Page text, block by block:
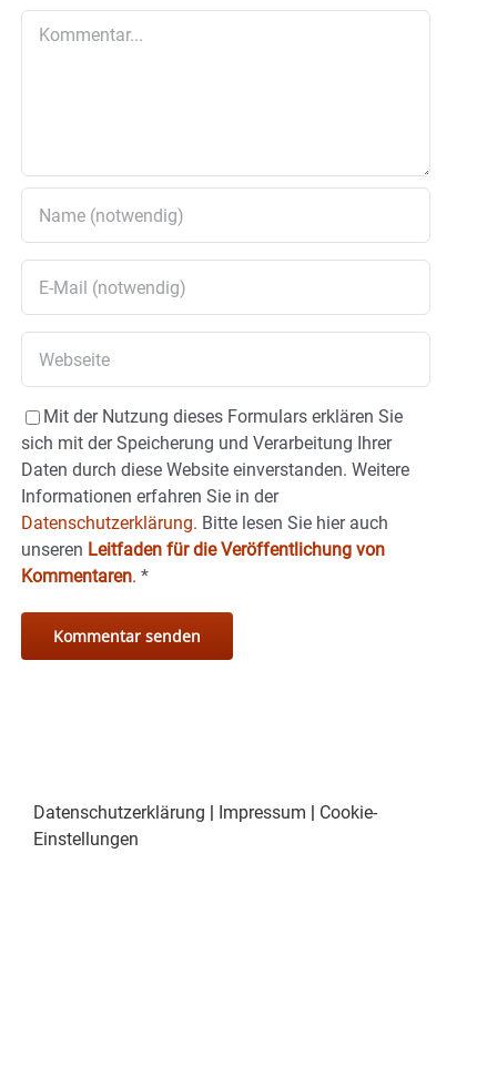
Mit der Nutzung dieses Formulars erklären Sie
sich mit der Speicherung und Verarbeitung Ihrer
Daten durch diese Website einverstanden. Weitere
Informationen erfahren Sie in der
Datenschutzerklärung. Bitte lesen Sie hier auch
unseren Leitfaden für die Veröffentlichung von
Kommentaren. *
Datenschutzerklärung Impressum
Cookie-
Einstellungen